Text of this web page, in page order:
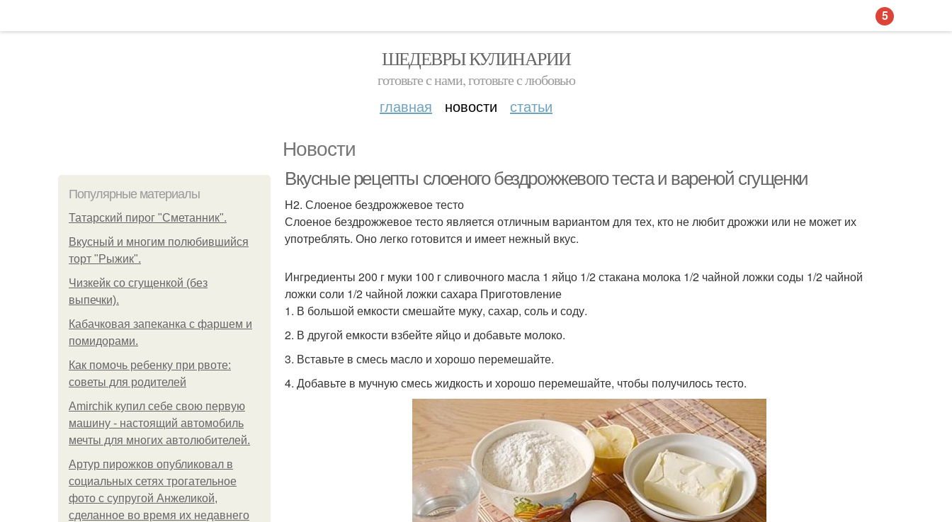
ШЕДЕВРЫ КУЛИНАРИИ
готовьте с нами, готовьте с любовью
главная новости статьи
Новости
Популярные материалы
Татарский пирог "Сметанник".
Вкусный и многим полюбившийся
торт "Рыжик".
Чизкейк со сгущенкой (без
выпечки).
Кабачковая запеканка с фаршем и
помидорами.
Как помочь ребенку при рвоте:
советы для родителей
Amirchik купил себе свою первую
машину - настоящий автомобиль
мечты для многих автолюбителей.
Артур пирожков опубликовал в
социальных сетях трогательное
фото с супругой Анжеликой,
сделанное во время их недавнего
Вкусные рецепты слоеного бездрожжевого теста и вареной сгущенки
H2. Слоеное бездрожжевое тесто
Слоеное бездрожжевое тесто является отличным вариантом для тех, кто не любит дрожжи или не может их
употреблять. Оно легко готовится и имеет нежный вкус.
Ингредиенты 200 г муки 100 г сливочного масла 1 яйцо 1/2 стакана молока 1/2 чайной ложки соды 1/2 чайной
ложки соли 1/2 чайной ложки сахара Приготовление
1. В большой емкости смешайте муку, сахар, соль и соду.
2. В другой емкости взбейте яйцо и добавьте молоко.
3. Вставьте в смесь масло и хорошо перемешайте.
4. Добавьте в мучную смесь жидкость и хорошо перемешайте, чтобы получилось тесто.
5